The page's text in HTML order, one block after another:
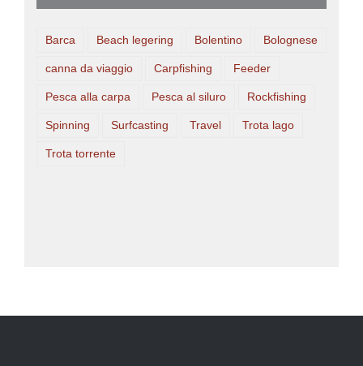
Barca Beach legering Bolentino Bolognese
canna da viaggio Carpfishing Feeder
Pesca alla carpa Pesca al siluro Rockfishing
Spinning Surfcasting Travel Trota lago
Trota torrente